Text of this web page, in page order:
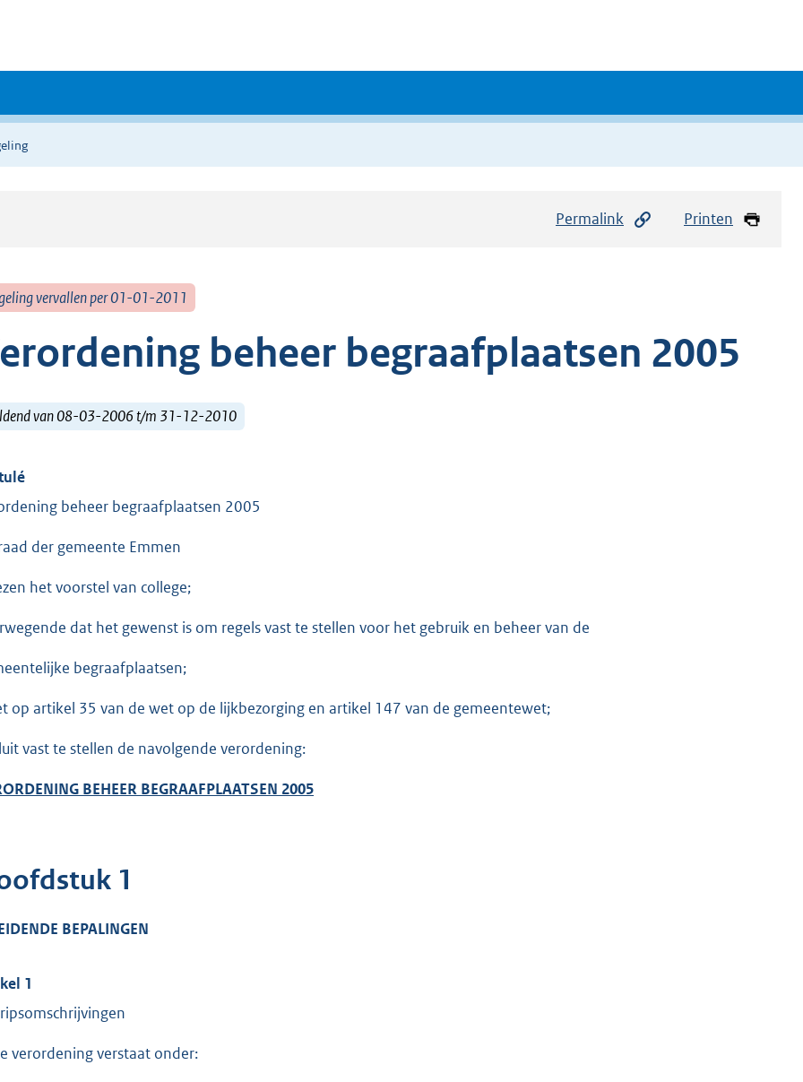
Permalink Printen
vervallen per 01-01-2011
beheer begraafplaatsen 2005
van 08-03-2006 t/m 31-12-2010
beheer begraafplaatsen 2005
der gemeente Emmen
het voorstel van college;
dat het gewenst is om regels vast te stellen voor het gebruik en beheer van de
begraafplaatsen;
op artikel 35 van de wet op de lijkbezorging en artikel 147 van de gemeentewet;
vast te stellen de navolgende verordening:
BEHEER BEGRAAFPLAATSEN 2005
1
BEPALINGEN
1
verordening verstaat onder: